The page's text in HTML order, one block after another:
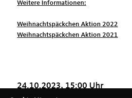
Weitere Informationen:
Weihnachtspäckchen Aktion 2022
Weihnachtspäckchen Aktion 2021
24.10.2023, 15:00 Uhr